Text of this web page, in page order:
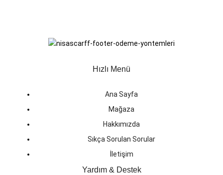
Hızlı Menü
Ana Sayfa
Mağaza
Hakkımızda
Sıkça Sorulan Sorular
İletişim
Yardım & Destek